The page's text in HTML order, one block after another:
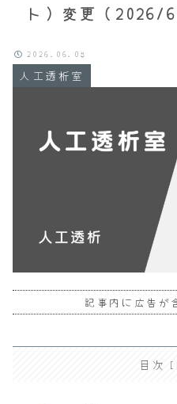
ト）変更（2026/
人工透析室
2026.06.08
記事内に広告が
目次